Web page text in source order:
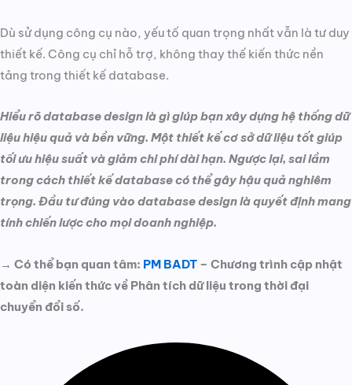
Dù sử dụng công cụ nào, yếu tố quan trọng nhất vẫn là tư duy
thiết kế. Công cụ chỉ hỗ trợ, không thay thế kiến thức nền
tảng trong thiết kế database.
Hiểu rõ database design là gì giúp bạn xây dựng hệ thống dữ
liệu hiệu quả và bền vững. Một thiết kế cơ sở dữ liệu tốt giúp
tối ưu hiệu suất và giảm chi phí dài hạn. Ngược lại, sai lầm
trong cách thiết kế database có thể gây hậu quả nghiêm
trọng. Đầu tư đúng vào database design là quyết định mang
tính chiến lược cho mọi doanh nghiệp.
→ Có thể bạn quan tâm: PM BADT – Chương trình cập nhật
toàn diện kiến thức về Phân tích dữ liệu trong thời đại
chuyển đổi số.